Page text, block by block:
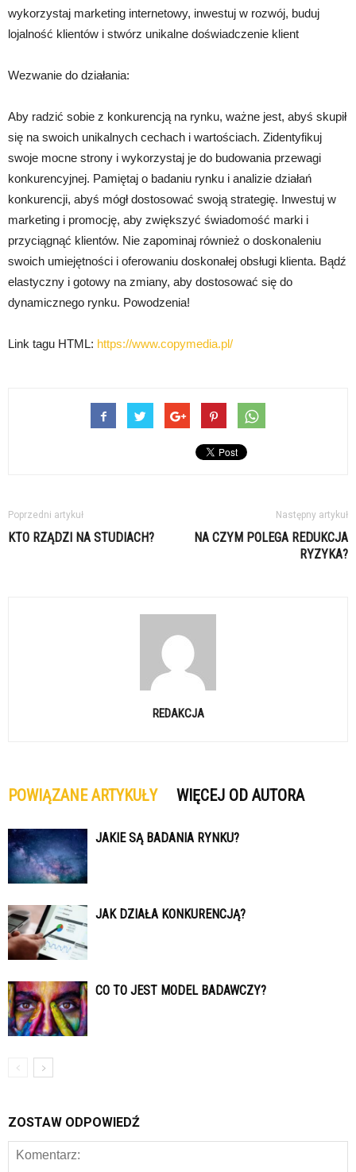
wykorzystaj marketing internetowy, inwestuj w rozwój, buduj
lojalność klientów i stwórz unikalne doświadczenie klient
Wezwanie do działania:
Aby radzić sobie z konkurencją na rynku, ważne jest, abyś skupił
się na swoich unikalnych cechach i wartościach. Zidentyfikuj
swoje mocne strony i wykorzystaj je do budowania przewagi
konkurencyjnej. Pamiętaj o badaniu rynku i analizie działań
konkurencji, abyś mógł dostosować swoją strategię. Inwestuj w
marketing i promocję, aby zwiększyć świadomość marki i
przyciągnąć klientów. Nie zapominaj również o doskonaleniu
swoich umiejętności i oferowaniu doskonałej obsługi klienta. Bądź
elastyczny i gotowy na zmiany, aby dostosować się do
dynamicznego rynku. Powodzenia!
Link tagu HTML: https://www.copymedia.pl/
Poprzedni artykuł
KTO RZĄDZI NA STUDIACH?
Następny artykuł
NA CZYM POLEGA REDUKCJA
RYZYKA?
REDAKCJA
POWIĄZANE ARTYKUŁY WIĘCEJ OD AUTORA
JAKIE SĄ BADANIA RYNKU?
JAK DZIAŁA KONKURENCJĄ?
CO TO JEST MODEL BADAWCZY?
ZOSTAW ODPOWIEDŹ